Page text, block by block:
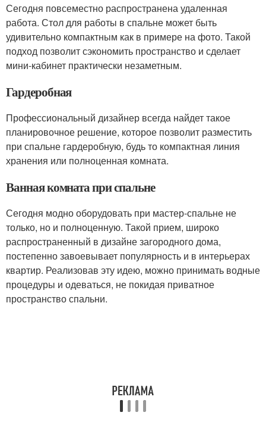
Сегодня повсеместно распространена удаленная
работа. Стол для работы в спальне может быть
удивительно компактным как в примере на фото. Такой
подход позволит сэкономить пространство и сделает
мини-кабинет практически незаметным.
Гардеробная
Профессиональный дизайнер всегда найдет такое
планировочное решение, которое позволит разместить
при спальне гардеробную, будь то компактная линия
хранения или полноценная комната.
Ванная комната при спальне
Сегодня модно оборудовать при мастер-спальне не
только, но и полноценную. Такой прием, широко
распространенный в дизайне загородного дома,
постепенно завоевывает популярность и в интерьерах
квартир. Реализовав эту идею, можно принимать водные
процедуры и одеваться, не покидая приватное
пространство спальни.